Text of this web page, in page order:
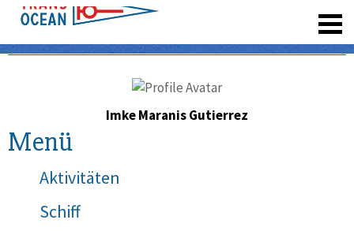
Imke Maranis Gutierrez
Menü
Aktivitäten
Schiff